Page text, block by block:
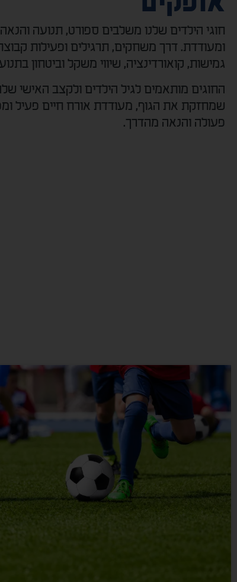
חוגי הילדים שלנו משלבים ספורט, תנועה
ומעודדת. דרך משחקים, תרגילים ופעילות
גמישות, קואורדינציה, שיווי משקל וביטחון
החוגים מותאמים לגיל הילדים ולקצב האישי
שמחזקת את הגוף, מעודדת אורח חיים פעיל
פעולה והנאה מהדרך.